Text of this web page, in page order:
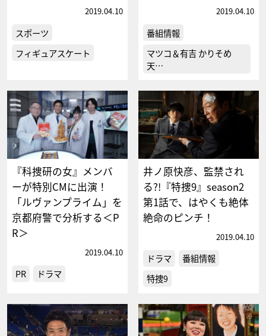
2019.04.10
スポーツ
フィギュアスケート
2019.04.10
番組情報
マツコ＆有吉 かりそめ
天…
『科捜研の女』メンバ
ーが特別CMに出演！
「ルヴァンプライム」を
京都府警で分析する＜P
R＞
2019.04.10
PR ドラマ
井ノ原快彦、監禁され
る?!『特捜9』season2
第1話で、はやくも絶体
絶命のピンチ！
2019.04.10
ドラマ
番組情報
特捜9